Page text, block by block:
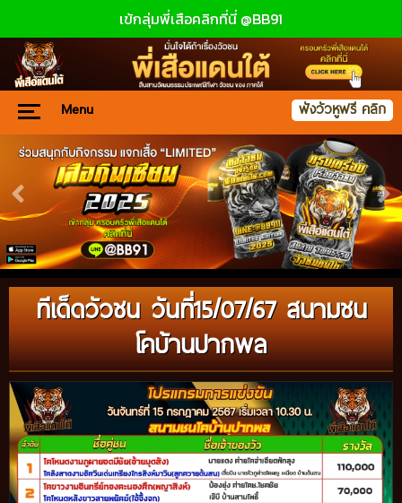
เข้กลุ่มพี่เสือคลิกที่นี่ @BB91
Menu ฟังวัวหูฟรี คลิก
ทีเด็ดวัวชน วันที่15/07/67 สนามชน
โคบ้านปากพล